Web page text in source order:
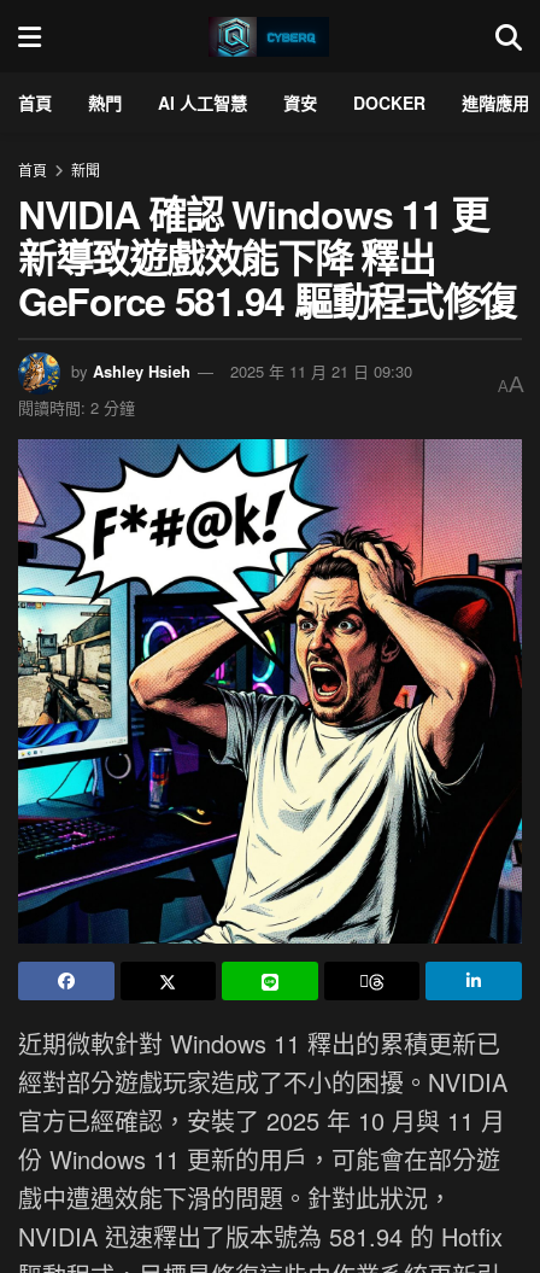
首頁 熱門 AI 人工智慧 資安 DOCKER 進階應用
首頁 新聞
NVIDIA 確認 Windows 11 更
新導致遊戲效能下降 釋出
GeForce 581.94 驅動程式修復
by Ashley Hsieh
2025 年 11 月 21 日 09:30
閱讀時間: 2 分鐘
AA
近期微軟針對 Windows 11 釋出的累積更新已
經對部分遊戲玩家造成了不小的困擾。NVIDIA
官方已經確認，安裝了 2025 年 10 月與 11 月
份 Windows 11 更新的用戶，可能會在部分遊
戲中遭遇效能下滑的問題。針對此狀況，
NVIDIA 迅速釋出了版本號為 581.94 的 Hotfix